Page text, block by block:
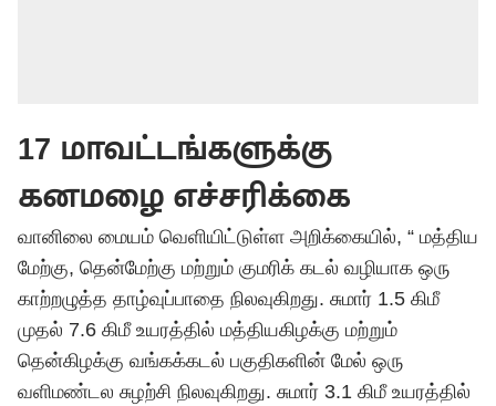
17 மாவட்டங்களுக்கு
கனமழை எச்சரிக்கை
வானிலை மையம் வெளியிட்டுள்ள அறிக்கையில், “ மத்திய
மேற்கு, தென்மேற்கு மற்றும் குமரிக் கடல் வழியாக ஒரு
காற்றழுத்த தாழ்வுப்பாதை நிலவுகிறது. சுமார் 1.5 கிமீ
முதல் 7.6 கிமீ உயரத்தில் மத்தியகிழக்கு மற்றும்
தென்கிழக்கு வங்கக்கடல் பகுதிகளின் மேல் ஒரு
வளிமண்டல சுழற்சி நிலவுகிறது. சுமார் 3.1 கிமீ உயரத்தில்